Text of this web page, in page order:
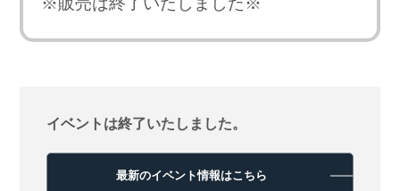
イベントは終了いたしました。
最新のイベント情報はこちら